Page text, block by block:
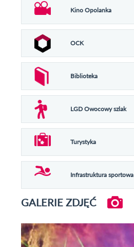
Kino Opolanka
OCK
Biblioteka
LGD Owocowy szlak
Turystyka
Infrastruktura sportowa
GALERIE ZDJĘĆ